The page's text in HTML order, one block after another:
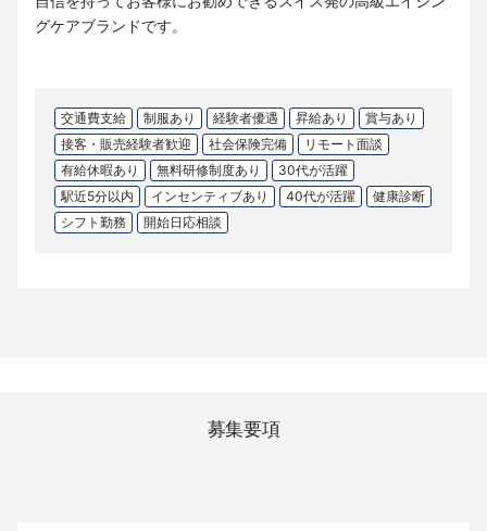
グケアブランドです。
交通費支給 制服あり 経験者優遇 昇給あり
賞与あり
接客・販売経験者歓迎
社会保険完備
リモート面談
有給休暇あり
無料研修制度あり
30代が活躍
駅近5分以内
インセンティブあり 40代が活躍
健康診断
シフト勤務
開始日応相談
募集要項